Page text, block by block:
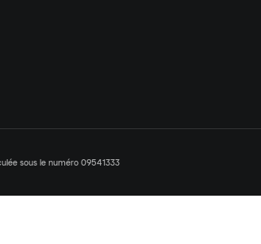
sous le numéro 09541333